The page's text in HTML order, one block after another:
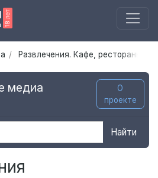
Развлечения. Кафе, рестораны
медиа
О
проекте
Найти